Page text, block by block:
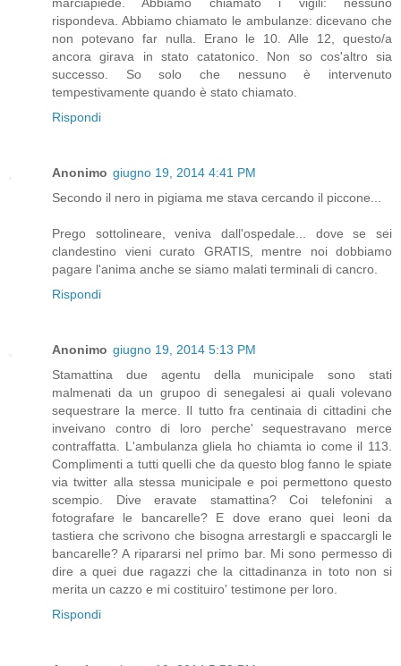
rispondeva. Abbiamo chiamato le ambulanze: dicevano che
non potevano far nulla. Erano le 10. Alle 12, questo/a
ancora girava in stato catatonico. Non so cos'altro sia
successo. So solo che nessuno è intervenuto
tempestivamente quando è stato chiamato.
Rispondi
Anonimo giugno 19, 2014 4:41 PM
Secondo il nero in pigiama me stava cercando il piccone...
Prego sottolineare, veniva dall'ospedale... dove se sei
clandestino vieni curato GRATIS, mentre noi dobbiamo
pagare l'anima anche se siamo malati terminali di cancro.
Rispondi
Anonimo giugno 19, 2014 5:13 PM
Stamattina due agentu della municipale sono stati
malmenati da un grupoo di senegalesi ai quali volevano
sequestrare la merce. Il tutto fra centinaia di cittadini che
inveivano contro di loro perche' sequestravano merce
contraffatta. L'ambulanza gliela ho chiamta io come il 113.
Complimenti a tutti quelli che da questo blog fanno le spiate
via twitter alla stessa municipale e poi permettono questo
scempio. Dive eravate stamattina? Coi telefonini a
fotografare le bancarelle? E dove erano quei leoni da
tastiera che scrivono che bisogna arrestargli e spaccargli le
bancarelle? A ripararsi nel primo bar. Mi sono permesso di
dire a quei due ragazzi che la cittadinanza in toto non si
merita un cazzo e mi costituiro' testimone per loro.
Rispondi